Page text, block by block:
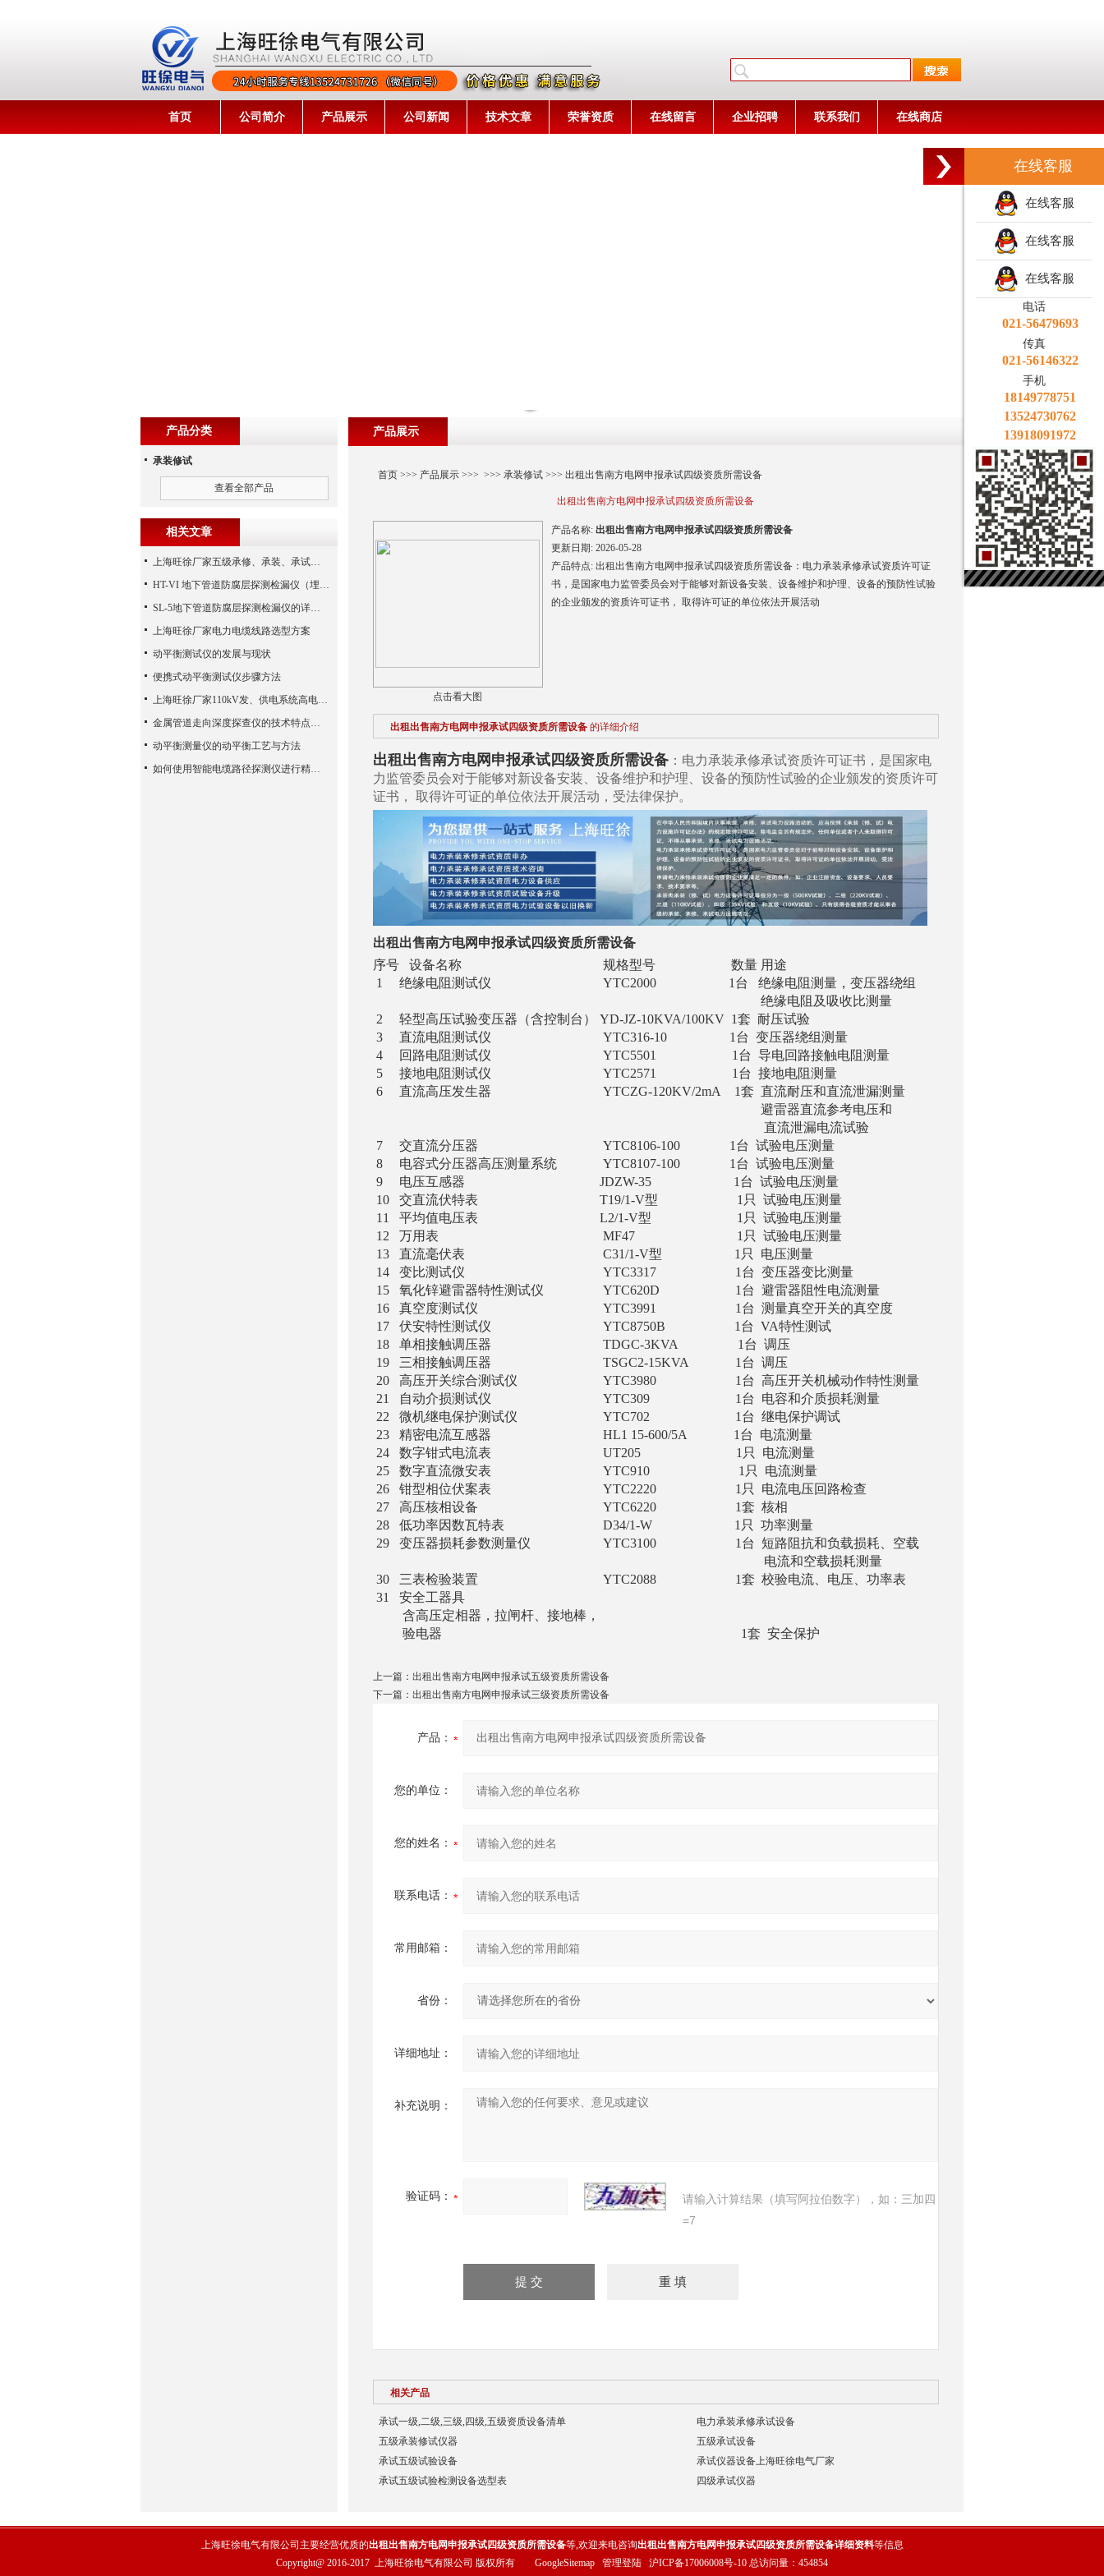
首页 公司简介 产品展示 公司新闻 技术文章 荣誉资质 在线留言 企业招聘 联系我们 在线商店
产品展示
首页>>> 产品展示>>> >>> 承装修试>>> 出租出售南方电网申报承试四级资质所需设备
出租出售南方电网申报承试四级资质所需设备
点击看大图
产品名称: 出租出售南方电网申报承试四级资质所需设备
更新日期: 2026-05-28
产品特点: 出租出售南方电网申报承试四级资质所需设备：电力承装承修承试资质许可证
书，是国家电力监管委员会对于能够对新设备安装、设备维护和护理、设备的预防性试验
的企业颁发的资质许可证书， 取得许可证的单位依法开展活动
出租出售南方电网申报承试四级资质所需设备 的详细介绍
出租出售南方电网申报承试四级资质所需设备：电力承装承修承试资质许可证书，是国家电
力监管委员会对于能够对新设备安装、设备维护和护理、设备的预防性试验的企业颁发的资质许可
证书， 取得许可证的单位依法开展活动，受法律保护。
出租出售南方电网申报承试四级资质所需设备
序号 设备名称 规格型号 数量 用途
1 绝缘电阻测试仪 YTC2000 1台 绝缘电阻测量，变压器绕组
绝缘电阻及吸收比测量
2 轻型高压试验变压器（含控制台） YD-JZ-10KVA/100KV 1套 耐压试验
3 直流电阻测试仪 YTC316-10 1台 变压器绕组测量
4 回路电阻测试仪 YTC5501 1台 导电回路接触电阻测量
5 接地电阻测试仪 YTC2571 1台 接地电阻测量
6 直流高压发生器 YTCZG-120KV/2mA 1套 直流耐压和直流泄漏测量
避雷器直流参考电压和
直流泄漏电流试验
7 交直流分压器 YTC8106-100 1台 试验电压测量
8 电容式分压器高压测量系统 YTC8107-100 1台 试验电压测量
9 电压互感器 JDZW-35 1台 试验电压测量
10 交直流伏特表 T19/1-V型 1只 试验电压测量
11 平均值电压表 L2/1-V型 1只 试验电压测量
12 万用表 MF47 1只 试验电压测量
13 直流毫伏表 C31/1-V型 1只 电压测量
14 变比测试仪 YTC3317 1台 变压器变比测量
15 氧化锌避雷器特性测试仪 YTC620D 1台 避雷器阻性电流测量
16 真空度测试仪 YTC3991 1台 测量真空开关的真空度
17 伏安特性测试仪 YTC8750B 1台 VA特性测试
18 单相接触调压器 TDGC-3KVA 1台 调压
19 三相接触调压器 TSGC2-15KVA 1台 调压
20 高压开关综合测试仪 YTC3980 1台 高压开关机械动作特性测量
21 自动介损测试仪 YTC309 1台 电容和介质损耗测量
22 微机继电保护测试仪 YTC702 1台 继电保护调试
23 精密电流互感器 HL1 15-600/5A 1台 电流测量
24 数字钳式电流表 UT205 1只 电流测量
25 数字直流微安表 YTC910 1只 电流测量
26 钳型相位伏案表 YTC2220 1只 电流电压回路检查
27 高压核相设备 YTC6220 1套 核相
28 低功率因数瓦特表 D34/1-W 1只 功率测量
29 变压器损耗参数测量仪 YTC3100 1台 短路阻抗和负载损耗、空载
电流和空载损耗测量
30 三表检验装置 YTC2088 1套 校验电流、电压、功率表
31 安全工器具
含高压定相器，拉闸杆、接地棒，
验电器 1套 安全保护
上一篇： 出租出售南方电网申报承试五级资质所需设备
下一篇： 出租出售南方电网申报承试三级资质所需设备
产品：
您的单位：
您的姓名：
联系电话：
常用邮箱：
省份：
详细地址：
补充说明：
验证码：
请输入计算结果（填写阿拉伯数字），如：三加四
=7
相关产品
承试一级,二级,三级,四级,五级资质设备清单
电力承装承修承试设备
五级承装修试仪器
五级承试设备
承试五级试验设备
承试仪器设备上海旺徐电气厂家
承试五级试验检测设备选型表
四级承试仪器
产品分类
承装修试
查看全部产品
相关文章
上海旺徐厂家五级承修、承装、承试类资质主要试验设备配置表
HT-VI 地下管道防腐层探测检漏仪（埋地管道音频检漏仪）
SL-5地下管道防腐层探测检漏仪的详细介绍
上海旺徐厂家电力电缆线路选型方案
动平衡测试仪的发展与现状
便携式动平衡测试仪步骤方法
上海旺徐厂家110kV发、供电系统高电压试验设备的配置方案
金属管道走向深度探查仪的技术特点解析
动平衡测量仪的动平衡工艺与方法
如何使用智能电缆路径探测仪进行精确的定位？
上海旺徐电气有限公司主要经营优质的出租出售南方电网申报承试四级资质所需设备等,欢迎来电咨询出租出售南方电网申报承试四级资质所需设备详细资料等信息
Copyright@ 2016-2017
上海旺徐电气有限公司 版权所有 GoogleSitemap 管理登陆 沪ICP备17006008号-10 总访问量： 454854
在线客服
在线客服
在线客服
在线客服
电话
021-56479693
传真
021-56146322
手机
18149778751
13524730762
13918091972